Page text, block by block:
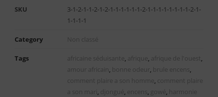
SKU
3-1-2-1-1-2-1-2-1-1-1-1-1-1-2-1-1-1-1-1-1-1-1-2-1-
1-1-1-1
Category Non classé
Tags africaine séduisante, afrique, afrique de l'ouest ,
amour africain, bonne odeur, brule encens ,
comment plaire a son homme, comment plaire
a son mari , djongué, encens , gowé, harmonie